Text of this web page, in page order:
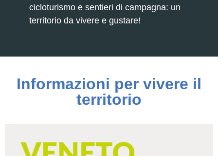
cicloturismo e sentieri di campagna: un
territorio da vivere e gustare!
Informazioni per vivere il
territorio